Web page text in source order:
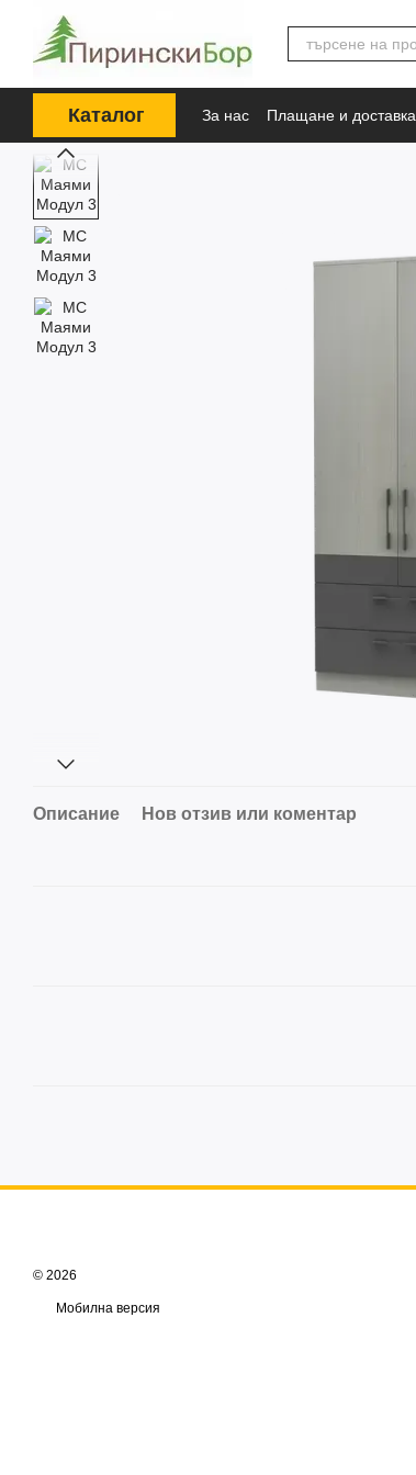
Премини към основното съдържание
Каталог За нас Плащане и доставка
Описание Нов отзив или коментар
© 2026
Мобилна версия